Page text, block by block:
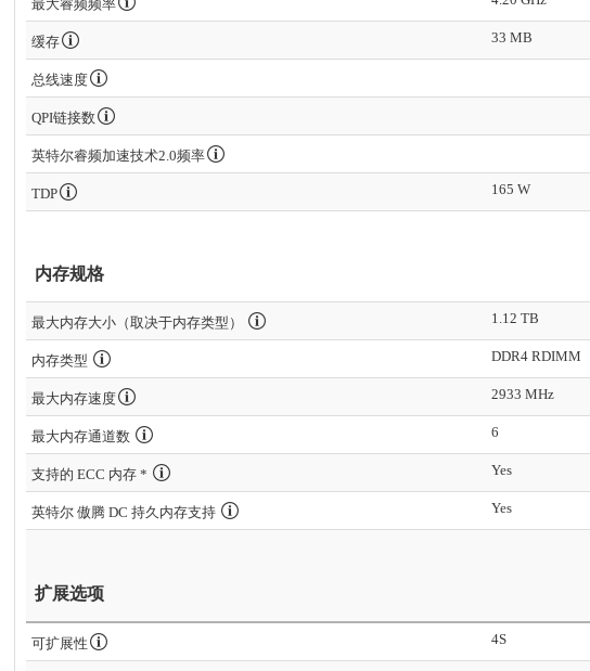
最大睿频频率
缓存 33 MB
总线速度
QPI链接数
英特尔睿频加速技术2.0频率
TDP 165 W
内存规格
最大内存大小（取决于内存类型） 1.12 TB
内存类型 DDR4 RDIMM
最大内存速度 2933 MHz
最大内存通道数 6
支持的 ECC 内存 * Yes
英特尔 傲腾 DC 持久内存支持 Yes
扩展选项
可扩展性 4S